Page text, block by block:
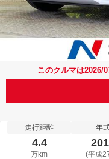
このクルマは2026/
走行距離
4.4
万km
年
(平成